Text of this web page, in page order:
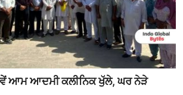
ਆਮ ਆਦਮੀ ਕਲੀਨਿਕ ਖੁੱਲੇ, ਘਰ ਨੇੜੇ